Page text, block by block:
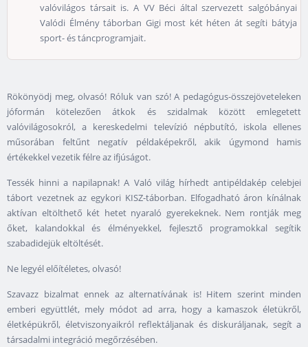
valóvilágos társait is. A VV Béci által szervezett salgóbányai
Valódi Élmény táborban Gigi most két héten át segíti bátyja
sport- és táncprogramjait.
Rökönyödj meg, olvasó! Róluk van szó! A pedagógus-összejöveteleken
jóformán kötelezően átkok és szidalmak között emlegetett
valóvilágosokról, a kereskedelmi televízió népbutító, iskola ellenes
műsorában feltűnt negatív példaképekről, akik úgymond hamis
értékekkel vezetik félre az ifjúságot.
Tessék hinni a napilapnak! A Való világ hírhedt antipéldakép celebjei
tábort vezetnek az egykori KISZ-táborban. Elfogadható áron kínálnak
aktívan eltölthető két hetet nyaraló gyerekeknek. Nem rontják meg
őket, kalandokkal és élményekkel, fejlesztő programokkal segítik
szabadidejük eltöltését.
Ne legyél előítéletes, olvasó!
Szavazz bizalmat ennek az alternatívának is! Hitem szerint minden
emberi együttlét, mely módot ad arra, hogy a kamaszok életükről,
életképükről, életviszonyaikról reflektáljanak és diskuráljanak, segít a
társadalmi integráció megőrzésében.